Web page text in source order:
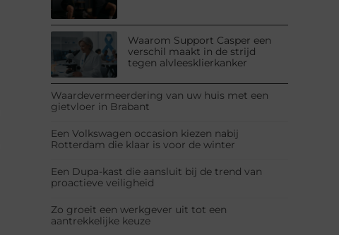
Waarom Support Casper een
verschil maakt in de strijd
tegen alvleesklierkanker
Waardevermeerdering van uw huis met een
gietvloer in Brabant
Een Volkswagen occasion kiezen nabij
Rotterdam die klaar is voor de winter
Een Dupa-kast die aansluit bij de trend van
proactieve veiligheid
Zo groeit een werkgever uit tot een
aantrekkelijke keuze